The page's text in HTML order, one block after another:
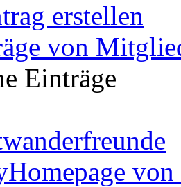
erstellen
von
Einträge
Homepage